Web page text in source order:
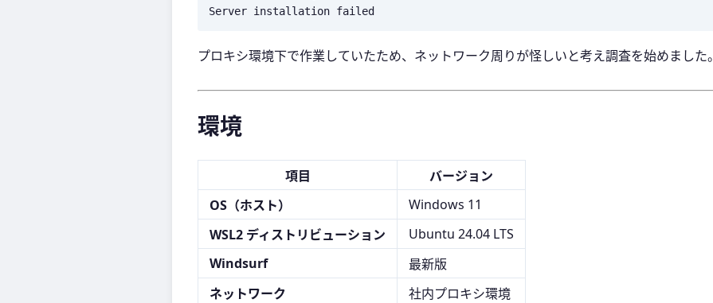
プロキシ環境下で作業していたため、ネットワーク周りが怪しいと考え調査を始めました。
環境
項目
バージョン
OS（ホスト）
Windows 11
WSL2 ディストリビューション
Ubuntu 24.04 LTS
Windsurf
最新版
ネットワーク
社内プロキシ環境